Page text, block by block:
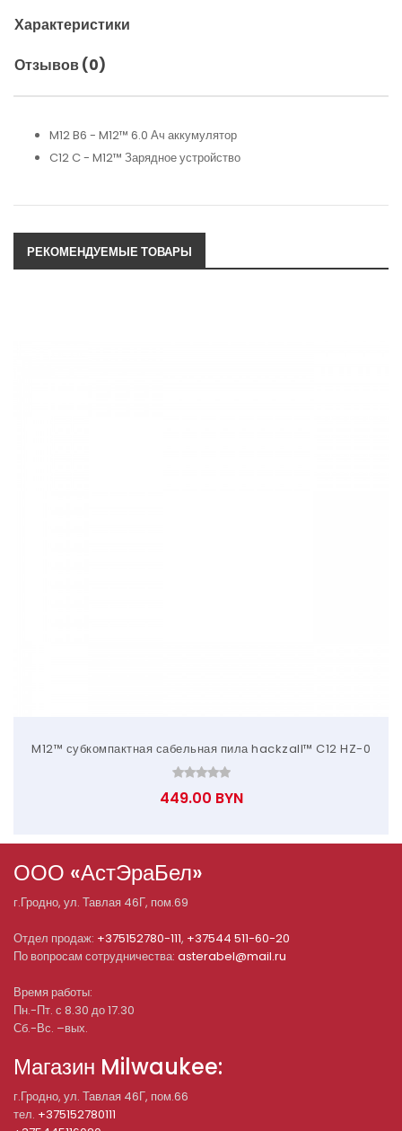
Характеристики
Отзывов (0)
M12 B6 - M12™ 6.0 Ач аккумулятор
C12 C - M12™ Зарядное устройство
РЕКОМЕНДУЕМЫЕ ТОВАРЫ
M12™ субкомпактная сабельная пила hackzall™ C12 HZ-0
449.00 BYN
ООО «АстЭраБел»
г.Гродно, ул. Тавлая 46Г, пом.69
Отдел продаж: +375152780-111, +37544 511-60-20
По вопросам сотрудничества: asterabel@mail.ru
Время работы:
Пн.-Пт. с 8.30 до 17.30
Сб.-Вс. –вых.
Магазин Milwaukee:
г.Гродно, ул. Тавлая 46Г, пом.66
тел. +375152780111